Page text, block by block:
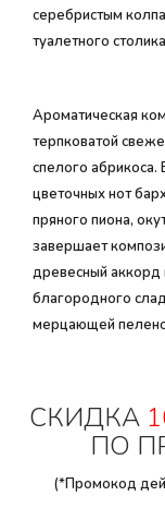
серебристым
туалетного
Ароматическая
терпковатой
спелого
цветочных нот
пряного пиона,
завершает
древесный аккорд
благородного
мерцающей
СКИДКА
ПО
(*Промокод